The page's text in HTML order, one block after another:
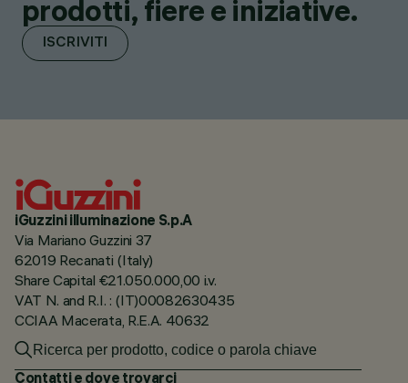
prodotti, fiere e iniziative.
ISCRIVITI
iGuzzini illuminazione S.p.A
Via Mariano Guzzini 37
62019 Recanati (Italy)
Share Capital €21.050.000,00 i.v.
VAT N. and R.I. : (IT)00082630435
CCIAA Macerata, R.E.A. 40632
Contatti e dove trovarci